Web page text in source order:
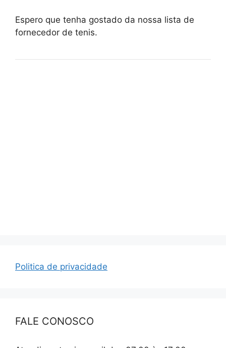
Espero que tenha gostado da nossa lista de
fornecedor de tenis.
Politica de privacidade
FALE CONOSCO